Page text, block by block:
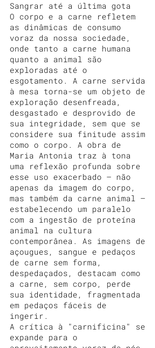
Sangrar até a última gota
O corpo e a carne refletem
as dinâmicas de consumo
voraz da nossa sociedade,
onde tanto a carne humana
quanto a animal são
exploradas até o
esgotamento. A carne servida
à mesa torna-se um objeto de
exploração desenfreada,
desgastado e desprovido de
sua integridade, sem que se
considere sua finitude assim
como o corpo. A obra de
Maria Antonia traz à tona
uma reflexão profunda sobre
esse uso exacerbado — não
apenas da imagem do corpo,
mas também da carne animal —
estabelecendo um paralelo
com a ingestão de proteína
animal na cultura
contemporânea. As imagens de
açougues, sangue e pedaços
de carne sem forma,
despedaçados, destacam como
a carne, sem corpo, perde
sua identidade, fragmentada
em pedaços fáceis de
ingerir.
A crítica à "carnificina" se
expande para o